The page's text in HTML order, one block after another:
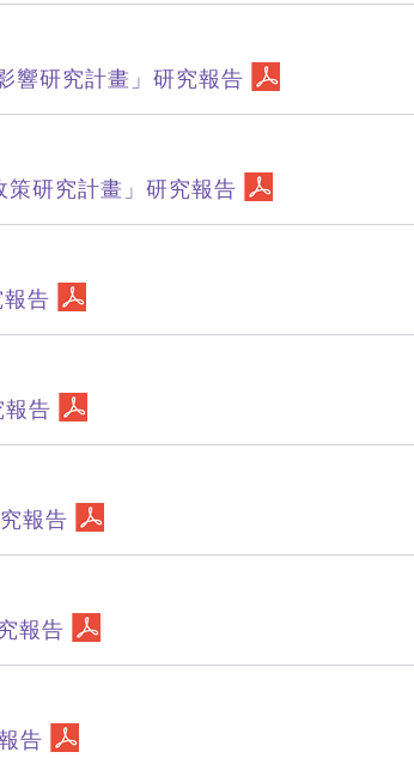
響研究計畫」研究報告
策研究計畫」研究報告
告
告
報告
報告
告